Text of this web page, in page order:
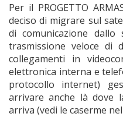
Per il PROGETTO
deciso di migrare sul
di comunicazione dallo
trasmissione veloce di
collegamenti in
elettronica interna e
protocollo internet)
arrivare anche là dove
arriva (vedi le caserme